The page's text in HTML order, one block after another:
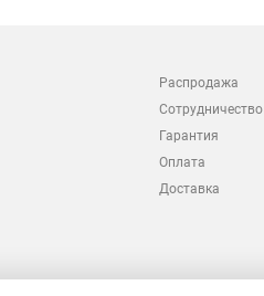
Распродажа
Сотрудничество
Гарантия
Оплата
Доставка